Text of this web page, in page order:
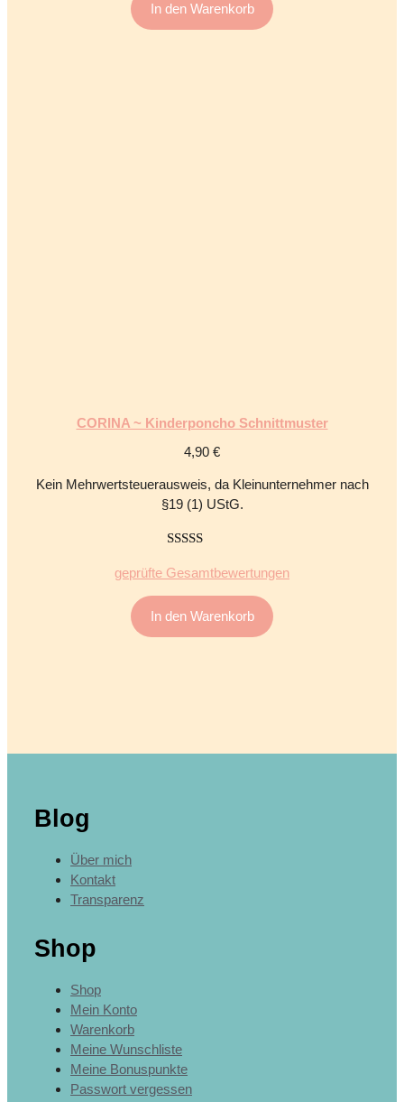
In den Warenkorb
CORINA ~ Kinderponcho Schnittmuster
4,90 €
Kein Mehrwertsteuerausweis, da Kleinunternehmer nach
§19 (1) UStG.
geprüfte Gesamtbewertungen
In den Warenkorb
Blog
Über mich
Kontakt
Transparenz
Shop
Shop
Mein Konto
Warenkorb
Meine Wunschliste
Meine Bonuspunkte
Passwort vergessen